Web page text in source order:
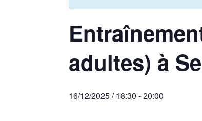
adultes) à
16/12/2025 / 18:30 -20:00